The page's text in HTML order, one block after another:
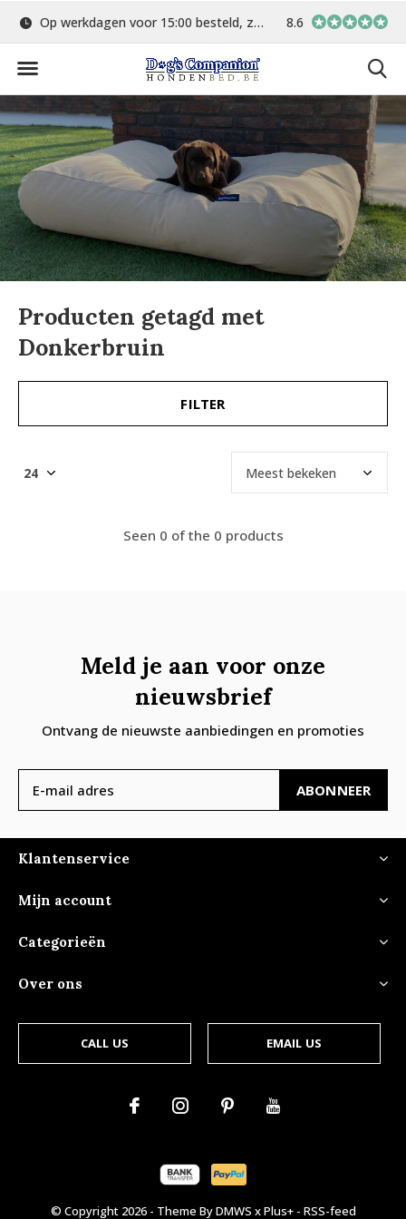
Op werkdagen voor 15:00 besteld, zelfde dag verstuurd Gratis verzending
8.6
Producten getagd met
Donkerbruin
FILTER
Seen 0 of the 0 products
Meld je aan voor onze
nieuwsbrief
Ontvang de nieuwste aanbiedingen en promoties
ABONNEER
Klantenservice
Mijn account
Categorieën
Over ons
CALL US EMAIL US
© Copyright 2026- Theme ByDMWS xPlus+- RSS-feed